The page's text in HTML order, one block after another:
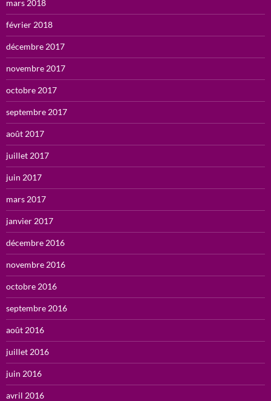
mars 2018
février 2018
décembre 2017
novembre 2017
octobre 2017
septembre 2017
août 2017
juillet 2017
juin 2017
mars 2017
janvier 2017
décembre 2016
novembre 2016
octobre 2016
septembre 2016
août 2016
juillet 2016
juin 2016
avril 2016